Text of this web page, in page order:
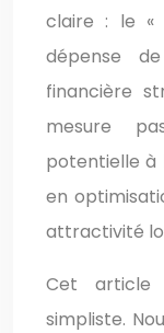
claire : le «
dépense
financière
mesure
potentielle à
en
attractivité
Cet article
simpliste.